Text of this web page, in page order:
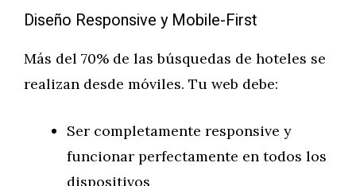
Diseño Responsive y Mobile-First
Más del 70% de las búsquedas de hoteles se
realizan desde móviles. Tu web debe:
Ser completamente responsive y
funcionar perfectamente en todos los
dispositivos